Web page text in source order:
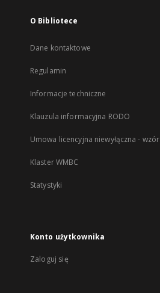
O Bibliotece
Dane kontaktowe
Regulamin
Informacje techniczne
Klauzula informacyjna RODO
Umowa licencyjna niewyłączna - wzór
Klaster WMBC
Statystyki
Konto użytkownika
Zaloguj się